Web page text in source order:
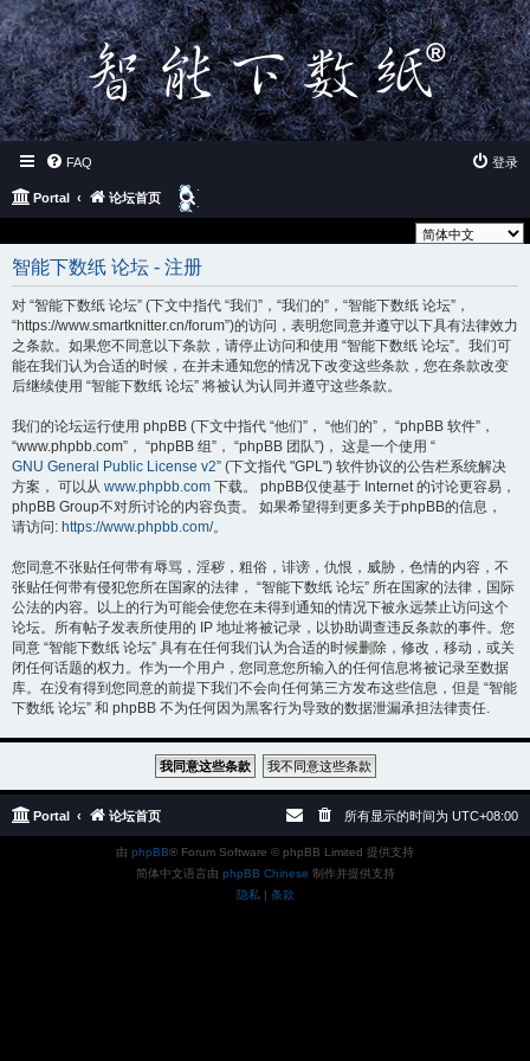
FAQ 登录
Portal 论坛首页
智能下数纸 论坛 - 注册
对 “智能下数纸 论坛” (下文中指代 “我们”，“我们的”，“智能下数纸 论坛”，
“https://www.smartknitter.cn/forum”)的访问，表明您同意并遵守以下具有法律效力
之条款。如果您不同意以下条款，请停止访问和使用 “智能下数纸 论坛”。我们可
能在我们认为合适的时候，在并未通知您的情况下改变这些条款，您在条款改变
后继续使用 “智能下数纸 论坛” 将被认为认同并遵守这些条款。
我们的论坛运行使用 phpBB (下文中指代 “他们”， “他们的”， “phpBB 软件”，
“www.phpbb.com”， “phpBB 组”， “phpBB 团队”)， 这是一个使用 “
GNU General Public License v2” (下文指代 "GPL") 软件协议的公告栏系统解决
方案， 可以从 www.phpbb.com 下载。 phpBB仅使基于 Internet 的讨论更容易，
phpBB Group不对所讨论的内容负责。 如果希望得到更多关于phpBB的信息，
请访问: https://www.phpbb.com/。
您同意不张贴任何带有辱骂，淫秽，粗俗，诽谤，仇恨，威胁，色情的内容，不
张贴任何带有侵犯您所在国家的法律， “智能下数纸 论坛” 所在国家的法律，国际
公法的内容。以上的行为可能会使您在未得到通知的情况下被永远禁止访问这个
论坛。所有帖子发表所使用的 IP 地址将被记录，以协助调查违反条款的事件。您
同意 “智能下数纸 论坛” 具有在任何我们认为合适的时候删除，修改，移动，或关
闭任何话题的权力。作为一个用户，您同意您所输入的任何信息将被记录至数据
库。在没有得到您同意的前提下我们不会向任何第三方发布这些信息，但是 “智能
下数纸 论坛” 和 phpBB 不为任何因为黑客行为导致的数据泄漏承担法律责任.
Portal 论坛首页 所有显示的时间为 UTC+08:00
由 phpBB® Forum Software © phpBB Limited 提供支持
简体中文语言由 phpBB Chinese 制作并提供支持
隐私 | 条款